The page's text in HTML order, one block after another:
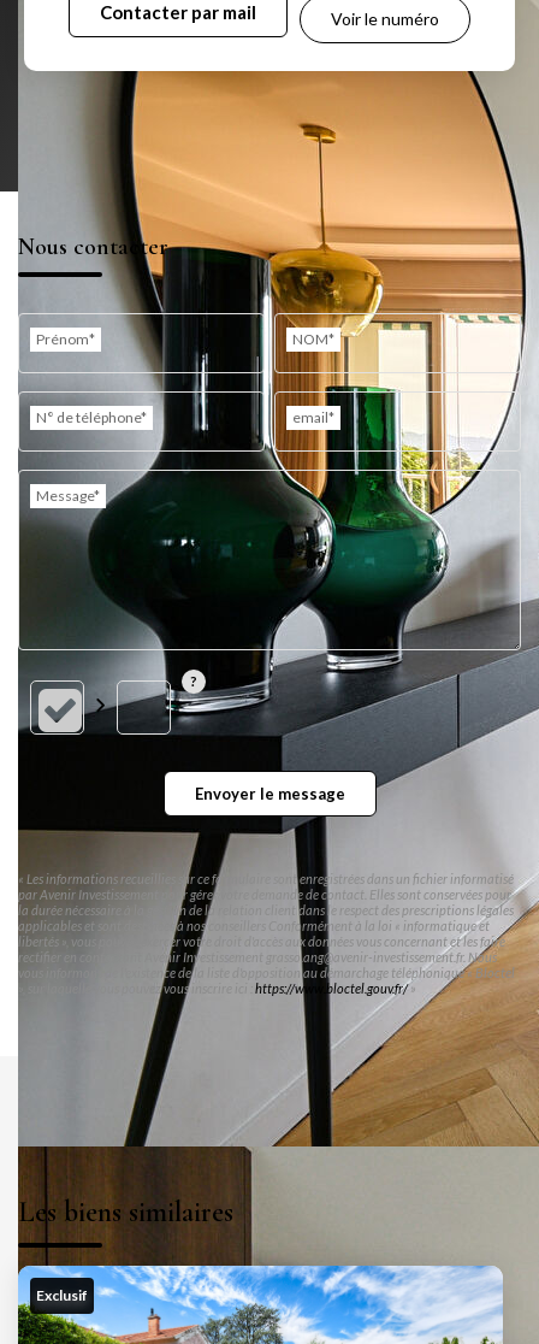
Contacter par mail Voir le numéro
Nous contacter
Prénom* NOM*
N° de téléphone* email*
Message*
Envoyer le message
« Les informations recueillies sur ce formulaire sont enregistrées dans un fichier informatisé
par Avenir Investissement pour gérer votre demande de contact. Elles sont conservées pour
la durée nécessaire à la gestion de la relation client dans le respect des prescriptions légales
applicables et sont destinées à nos conseillers Conformément à la loi « informatique et
libertés », vous pouvez exercer votre droit d'accès aux données vous concernant et les faire
rectifier en contactant Avenir Investissement grasso.ang@avenir-investissement.fr. Nous
vous informons de l'existence de la liste d'opposition au démarchage téléphonique « Bloctel
», sur laquelle vous pouvez vous inscrire ici : https://www.bloctel.gouv.fr/»
Les biens similaires
Exclusif